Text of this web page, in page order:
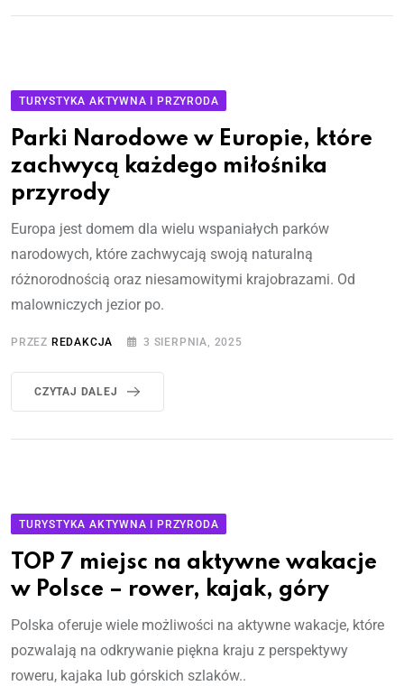
TURYSTYKA AKTYWNA I PRZYRODA
Parki Narodowe w Europie, które
zachwycą każdego miłośnika
przyrody
Europa jest domem dla wielu wspaniałych parków
narodowych, które zachwycają swoją naturalną
różnorodnością oraz niesamowitymi krajobrazami. Od
malowniczych jezior po.
PRZEZ REDAKCJA 3 SIERPNIA, 2025
CZYTAJ DALEJ
TURYSTYKA AKTYWNA I PRZYRODA
TOP 7 miejsc na aktywne wakacje
w Polsce – rower, kajak, góry
Polska oferuje wiele możliwości na aktywne wakacje, które
pozwalają na odkrywanie piękna kraju z perspektywy
roweru, kajaka lub górskich szlaków..